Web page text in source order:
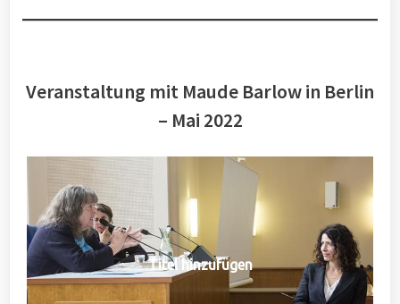
Veranstaltung mit Maude Barlow in Berlin
– Mai 2022
Titel hinzufügen